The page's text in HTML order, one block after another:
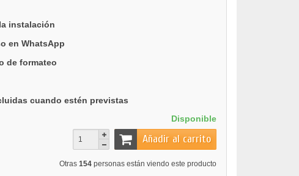
instalación
en WhatsApp
de formateo
cuando estén previstas
Disponible
Añadir al carrito
Otras 154 personas están viendo este producto